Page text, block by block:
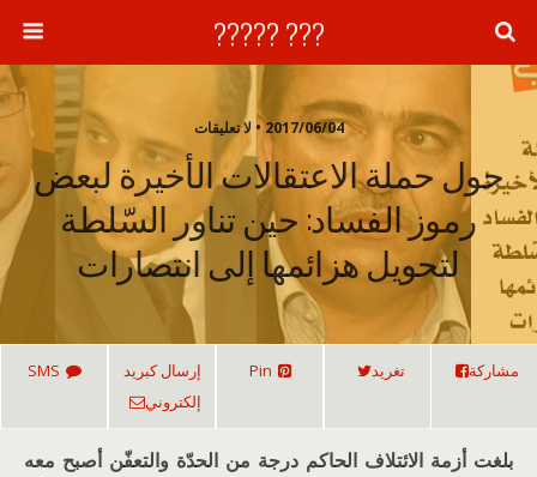
??? ?????
2017/06/04 • لا تعليقات
حول حملة الاعتقالات الأخيرة لبعض
رموز الفساد: حين تناور السّلطة
لتحويل هزائمها إلى انتصارات
مشاركة تغريد Pin
إرسال كبريد
إلكتروني
SMS
بلغت أزمة الائتلاف الحاكم درجة من الحدّة والتعفّن أصبح معه